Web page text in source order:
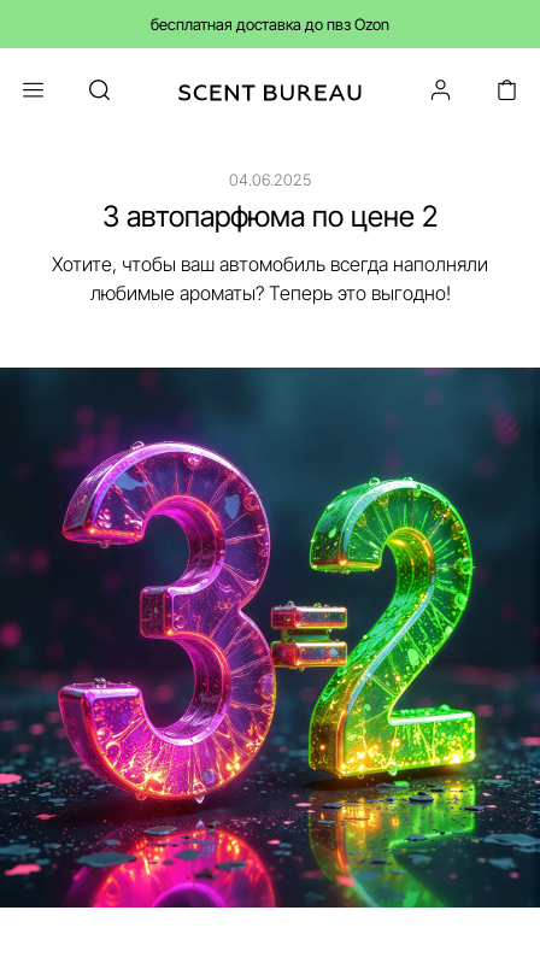
бесплатная доставка до пвз Ozon
04.06.2025
3 автопарфюма по цене 2
Хотите, чтобы ваш автомобиль всегда наполняли
любимые ароматы? Теперь это выгодно!